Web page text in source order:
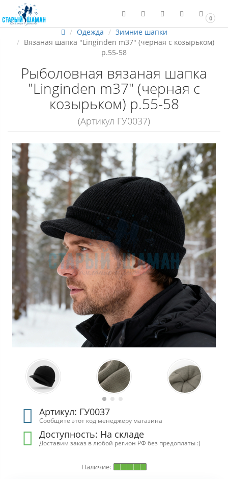
0
Одежда
Зимние шапки
Вязаная шапка "Linginden m37" (черная с козырьком)
р.55-58
Рыболовная вязаная шапка
"Linginden m37" (черная с
козырьком) р.55-58
(Артикул ГУ0037)
Артикул: ГУ0037
Сообщите этот код менеджеру магазина
Доступность: На складе
Доставим заказ в любой регион РФ без предоплаты :)